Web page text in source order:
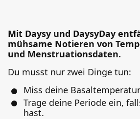
Mit Daysy und DaysyDay
mühsame Notieren von
und Menstruationsdaten.
Du musst nur zwei Dinge tun:
Miss deine
Trage deine Periode ein,
hast.